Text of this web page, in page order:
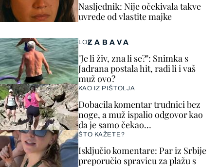
ZABAVA
LOL
"Je li živ, zna li se?": Snimka s
Jadrana postala hit, radi li i vaš
muž ovo?
KAO IZ PIŠTOLJA
Dobacila komentar trudnici bez
noge, a muž ispalio odgovor kao
da je samo čekao…
ŠTO KAŽETE?
Isključio komentare: Par iz Srbije
preporučio spravicu za plažu s
Nasljednik: Nije očekivala takve
uvrede od vlastite majke